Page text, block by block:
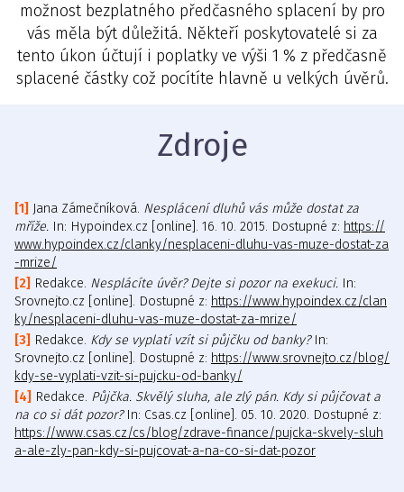
možnost bezplatného předčasného splacení by pro
vás měla být důležitá. Někteří poskytovatelé si za
tento úkon účtují i poplatky ve výši 1 % z předčasně
splacené částky což pocítíte hlavně u velkých úvěrů.
Zdroje
Jana Zámečníková. Nesplácení dluhů vás může dostat za
mříže. In: Hypoindex.cz [online]. 16. 10. 2015. Dostupné z: https://
www.hypoindex.cz/clanky/nesplaceni-dluhu-vas-muze-dostat-za
-mrize/
Redakce. Nesplácíte úvěr? Dejte si pozor na exekuci. In:
Srovnejto.cz [online]. Dostupné z: https://www.hypoindex.cz/clan
ky/nesplaceni-dluhu-vas-muze-dostat-za-mrize/
Redakce. Kdy se vyplatí vzít si půjčku od banky? In:
Srovnejto.cz [online]. Dostupné z: https://www.srovnejto.cz/blog/
kdy-se-vyplati-vzit-si-pujcku-od-banky/
Redakce. Půjčka. Skvělý sluha, ale zlý pán. Kdy si půjčovat a
na co si dát pozor? In: Csas.cz [online]. 05. 10. 2020. Dostupné z:
https://www.csas.cz/cs/blog/zdrave-finance/pujcka-skvely-sluh
a-ale-zly-pan-kdy-si-pujcovat-a-na-co-si-dat-pozor